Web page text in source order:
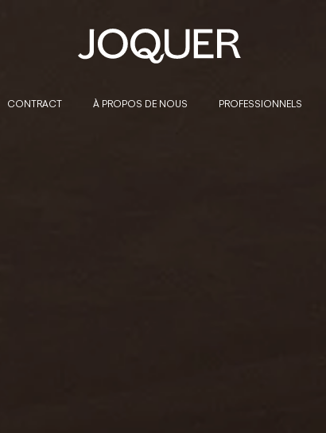
CONTRACT À PROPOS DE NOUS PROFESSIONNELS